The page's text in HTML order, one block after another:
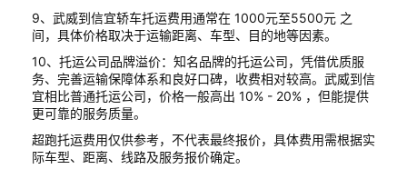
9、武威到信宜轿车托运费用通常在 1000元至5500元 之
间，具体价格取决于运输距离、车型、目的地等因素。
10、托运公司品牌溢价：知名品牌的托运公司，凭借优质服
务、完善运输保障体系和良好口碑，收费相对较高。武威到信
宜相比普通托运公司，价格一般高出 10% - 20% ，但能提供
更可靠的服务质量。
超跑托运费用仅供参考，不代表最终报价，具体费用需根据实
际车型、距离、线路及服务报价确定。